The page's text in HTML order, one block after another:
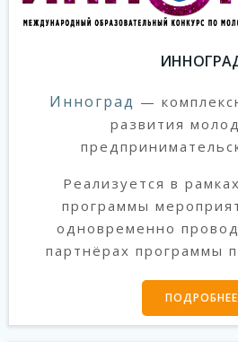
Инноград —
развития
Реализуется в
программы
одновременно
партнёрах программы
ПОДРОБНЕЕ